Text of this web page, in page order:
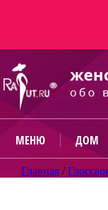
МЕНЮ ДОМ
Главная /